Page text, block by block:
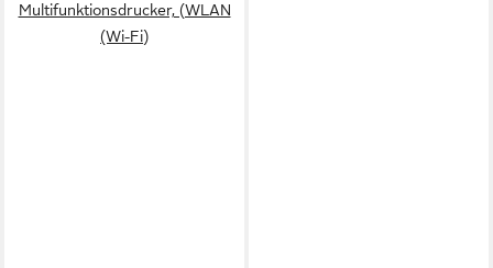
Multifunktionsdrucker, (WLAN
(Wi-Fi)